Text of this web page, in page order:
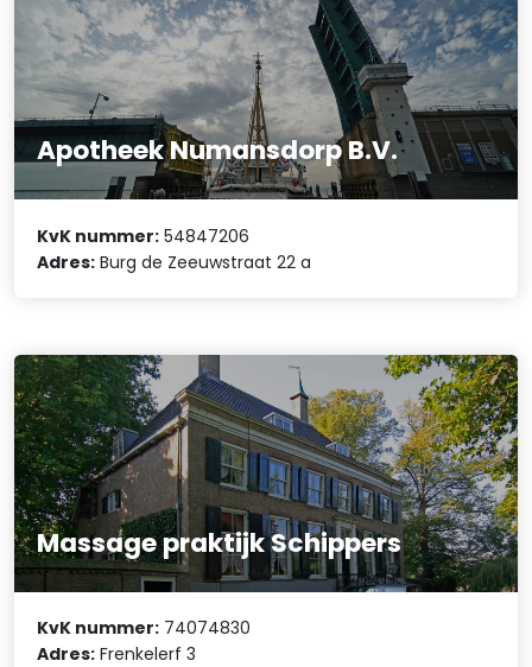
Apotheek Numansdorp B.V.
KvK nummer: 54847206
Adres: Burg de Zeeuwstraat 22 a
Massage praktijk Schippers
KvK nummer: 74074830
Adres: Frenkelerf 3